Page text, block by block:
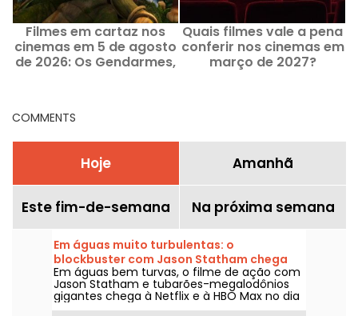
Filmes em cartaz nos
cinemas em 5 de agosto
de 2026: Os Gendarmes,
Quais filmes vale a pena
conferir nos cinemas em
março de 2027?
COMMENTS
Hoje Amanhã
Este fim-de-semana Na próxima semana
Em águas muito turbulentas: o
blockbuster com Jason Statham chega
na Netflix e na HBO Max
Em águas bem turvas, o filme de ação com
Jason Statham e tubarões-megalodônios
gigantes chega à Netflix e à HBO Max no dia
2 de agosto de 2026.